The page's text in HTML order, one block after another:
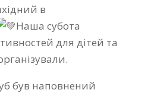
в
Наша субота
для дітей та
був наповнений